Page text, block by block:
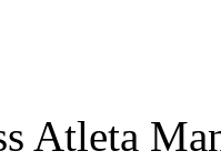
Atleta